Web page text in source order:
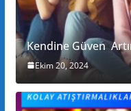
Kendine Güven
Ekim 20, 2024